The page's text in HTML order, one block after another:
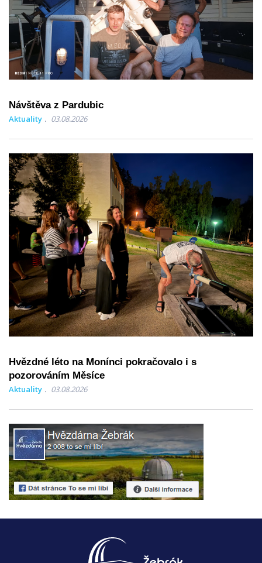
Návštěva z Pardubic
Aktuality 03.08.2026
Hvězdné léto na Monínci pokračovalo i s
pozorováním Měsíce
Aktuality 03.08.2026